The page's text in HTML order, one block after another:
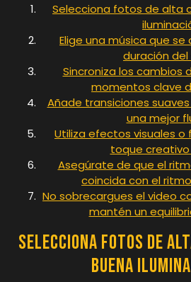
Selecciona fotos de alta
Elige una música que
duración del
Sincroniza los cambios
momentos clave
Añade transiciones
una mejor
Utiliza efectos visuales o
toque creativo
Asegúrate de que el
coincida con el
No sobrecargues el video
mantén un
Selecciona fotos de
buena